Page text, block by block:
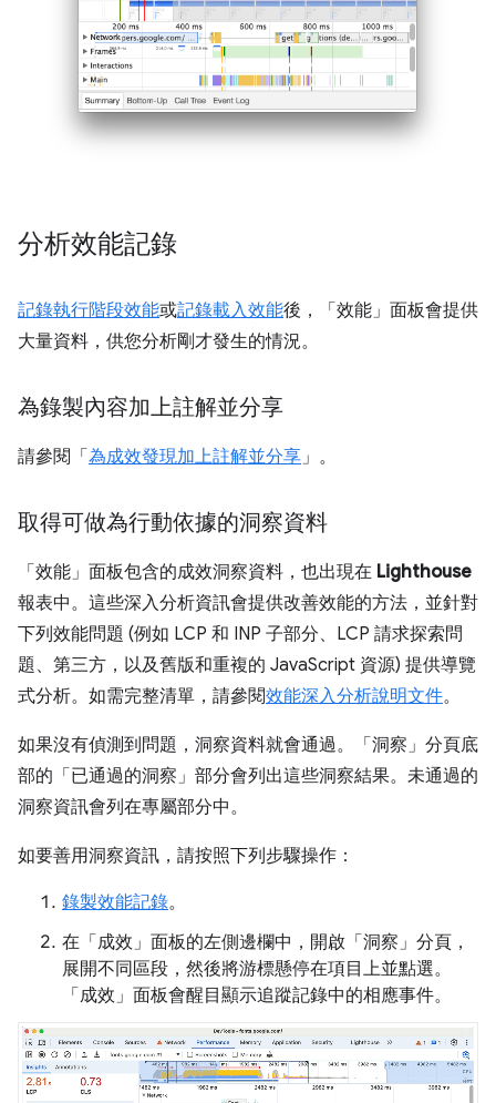
分析效能記錄
記錄執行階段效能或記錄載入效能後，「效能」 面板會提供
大量資料，供您分析剛才發生的情況。
為錄製內容加上註解並分享
請參閱「為成效發現加上註解並分享 」。
取得可做為行動依據的洞察資料
「效能」 面板包含的成效洞察資料，也出現在 Lighthouse
報表中。這些深入分析資訊會提供改善效能的方法，並針對
下列效能問題 (例如 LCP 和 INP 子部分、LCP 請求探索問
題、第三方，以及舊版和重複的 JavaScript 資源) 提供導覽
式分析。如需完整清單，請參閱效能深入分析說明文件。
如果沒有偵測到問題，洞察資料就會通過。「洞察」 分頁底
部的「已通過的洞察」 部分會列出這些洞察結果。未通過的
洞察資訊會列在專屬部分中。
如要善用洞察資訊，請按照下列步驟操作：
錄製效能記錄。
在「成效」 面板的左側邊欄中，開啟「洞察」 分頁，
展開不同區段，然後將游標懸停在項目上並點選。
「成效」 面板會醒目顯示追蹤記錄中的相應事件。